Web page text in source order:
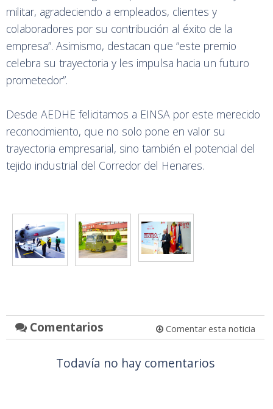
militar, agradeciendo a empleados, clientes y
colaboradores por su contribución al éxito de la
empresa”. Asimismo, destacan que “este premio
celebra su trayectoria y les impulsa hacia un futuro
prometedor”.
Desde AEDHE felicitamos a EINSA por este merecido
reconocimiento, que no solo pone en valor su
trayectoria empresarial, sino también el potencial del
tejido industrial del Corredor del Henares.
Comentarios Comentar esta noticia
Todavía no hay comentarios